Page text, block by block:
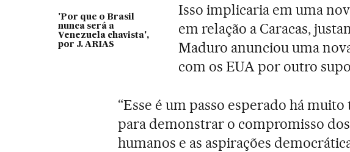
'Por que o Brasil
nunca será a
Venezuela chavista',
por J. ARIAS
Isso implicaria em uma
em relação a Caracas,
Maduro anunciou uma
com os EUA por outro
“Esse é um passo esperado há
para demonstrar o compromisso
humanos e as aspirações